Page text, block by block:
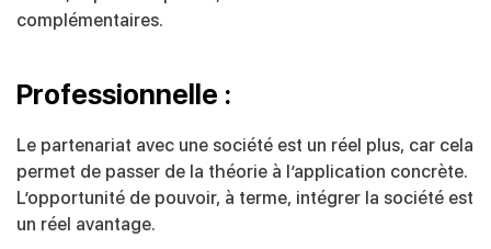
complémentaires.
Professionnelle :
Le partenariat avec une société est un réel plus, car cela
permet de passer de la théorie à l’application concrète.
L’opportunité de pouvoir, à terme, intégrer la société est
un réel avantage.